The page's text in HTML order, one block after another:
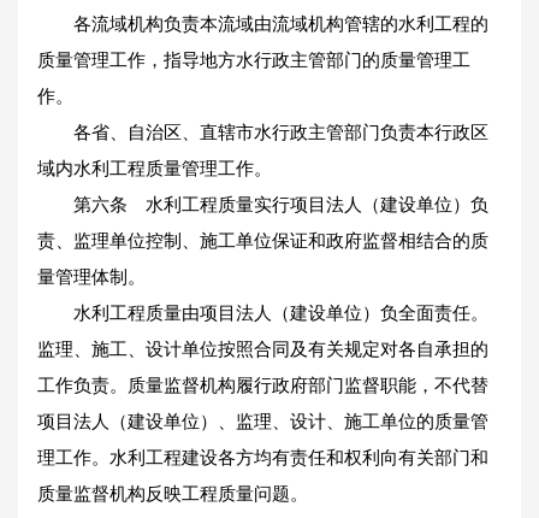
各流域机构负责本流域由流域机构管辖的水利工程的
质量管理工作，指导地方水行政主管部门的质量管理工
作。
各省、自治区、直辖市水行政主管部门负责本行政区
域内水利工程质量管理工作。
第六条 水利工程质量实行项目法人（建设单位）负
责、监理单位控制、施工单位保证和政府监督相结合的质
量管理体制。
水利工程质量由项目法人（建设单位）负全面责任。
监理、施工、设计单位按照合同及有关规定对各自承担的
工作负责。质量监督机构履行政府部门监督职能，不代替
项目法人（建设单位）、监理、设计、施工单位的质量管
理工作。水利工程建设各方均有责任和权利向有关部门和
质量监督机构反映工程质量问题。